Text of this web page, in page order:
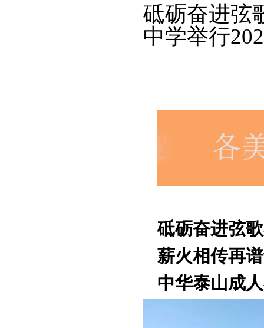
砥砺奋进弦
中学举行
砥砺奋进弦
薪火相传再
中华泰山成